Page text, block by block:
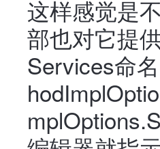
这样感觉是
部也对它提
Services命